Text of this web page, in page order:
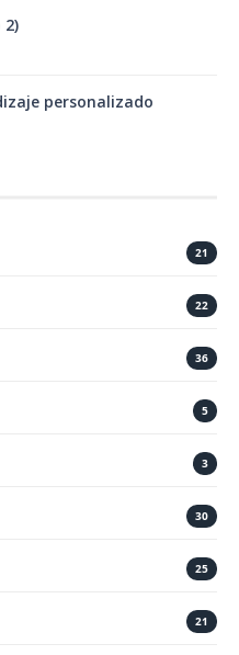
2)
personalizado
21
22
36
5
3
30
25
21